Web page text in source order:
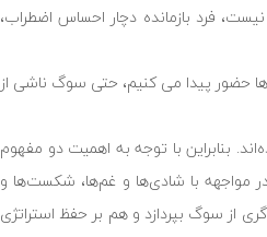
فرد بازمانده دچار احساس اضطراب،
حضور پیدا می کنیم، حتی سوگ ناشی از
یعنی، بیش از 9 هزار خانواده دچار سوگ ناتمام شده‌اند. بنابراین با توجه به اهمیت دو مفهوم
مواجهه با شادی‌ها و غم‌ها، شکست‌ها و
از سوگ بپردازد و هم بر حفظ استراتژی